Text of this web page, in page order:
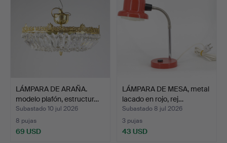
LÁMPARA DE ARAÑA.
modelo plafón, estructur…
Subastado 10 jul 2026
8 pujas
69 USD
LÁMPARA DE MESA, metal
lacado en rojo, rej…
Subastado 8 jul 2026
3 pujas
43 USD